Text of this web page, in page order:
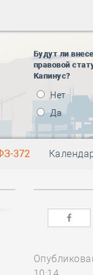
Будут ли
правовой
Капинус?
Нет
Да
372